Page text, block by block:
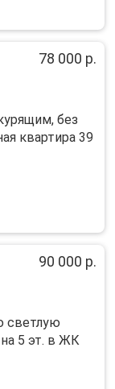
78 000 р.
без
квартира 39
90 000 р.
светлую
5 эт. в ЖК